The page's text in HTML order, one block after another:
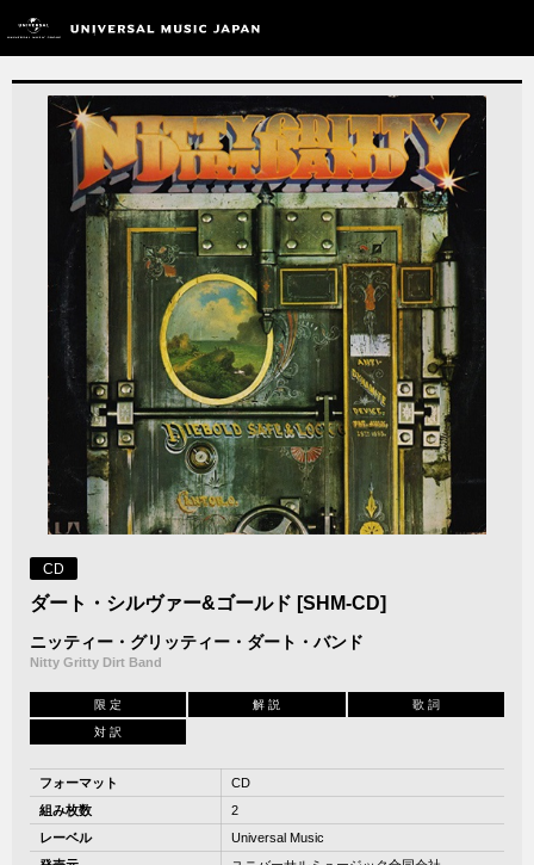
CD
ダート・シルヴァー&ゴールド [SHM-CD]
ニッティー・グリッティー・ダート・バンド
Nitty Gritty Dirt Band
限 定 解 説 歌 詞
対 訳
フォーマット
CD
組み枚数
2
レーベル
Universal Music